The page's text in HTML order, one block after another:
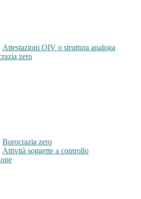
Attestazioni OIV o struttura analoga
zero
Burocrazia zero
Attività soggette a controllo